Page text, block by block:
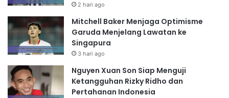
2 hari ago
Mitchell Baker Menjaga Optimisme
Garuda Menjelang Lawatan ke
Singapura
3 hari ago
Nguyen Xuan Son Siap Menguji
Ketangguhan Rizky Ridho dan
Pertahanan Indonesia